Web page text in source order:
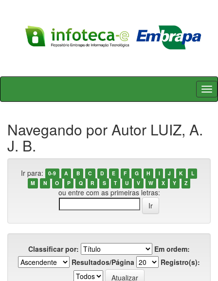
Skip
Navegando por Autor LUIZ, A.
J. B.
Ir para: 0-9 A B C D E F G H I J K
L
M
N O P Q R S T U V W X Y Z
ou entre com as primeiras letras:
Classificar por:
Em ordem:
Resultados/Página
Registro(s):